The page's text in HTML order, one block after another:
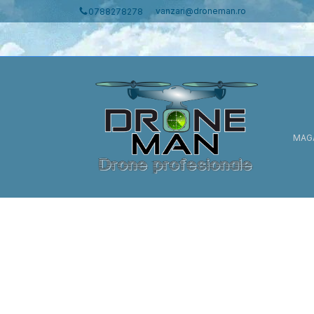
0788278278 vanzari@droneman.ro